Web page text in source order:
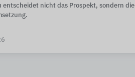
entscheidet nicht das Prospekt, sondern die